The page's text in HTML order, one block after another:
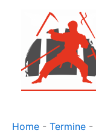
springen
Home - Termine -